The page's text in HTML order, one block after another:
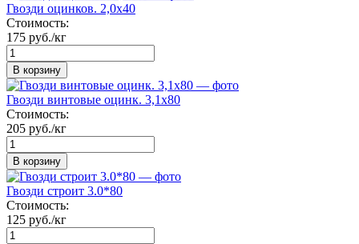
Гвозди оцинков. 2,0х40
Стоимость:
175 руб./кг
В корзину
Гвозди винтовые оцинк. 3,1х80
Стоимость:
205 руб./кг
В корзину
Гвозди строит 3.0*80
Стоимость:
125 руб./кг